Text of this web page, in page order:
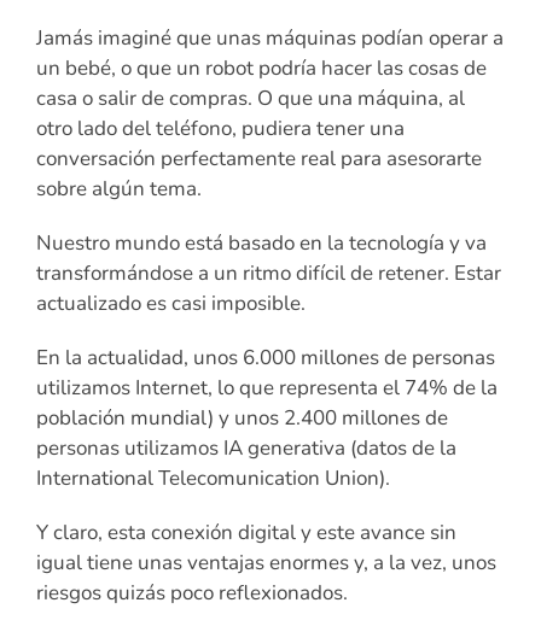
Jamás imaginé que unas máquinas podían operar a
un bebé, o que un robot podría hacer las cosas de
casa o salir de compras. O que una máquina, al
otro lado del teléfono, pudiera tener una
conversación perfectamente real para asesorarte
sobre algún tema.
Nuestro mundo está basado en la tecnología y va
transformándose a un ritmo difícil de retener. Estar
actualizado es casi imposible.
En la actualidad, unos 6.000 millones de personas
utilizamos Internet, lo que representa el 74% de la
población mundial) y unos 2.400 millones de
personas utilizamos IA generativa (datos de la
International Telecomunication Union).
Y claro, esta conexión digital y este avance sin
igual tiene unas ventajas enormes y, a la vez, unos
riesgos quizás poco reflexionados.